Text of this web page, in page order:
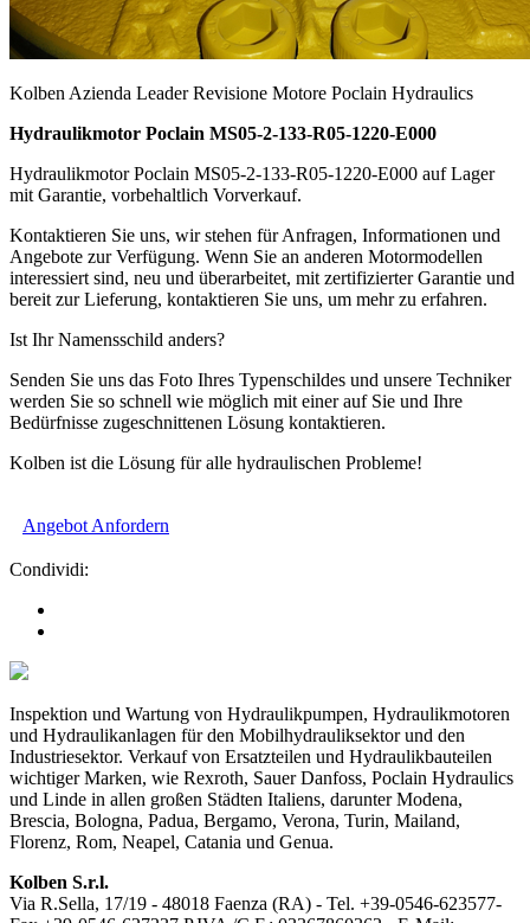
Kolben Azienda Leader Revisione Motore Poclain Hydraulics
Hydraulikmotor Poclain MS05-2-133-R05-1220-E000
Hydraulikmotor Poclain MS05-2-133-R05-1220-E000 auf Lager
mit Garantie, vorbehaltlich Vorverkauf.
Kontaktieren Sie uns, wir stehen für Anfragen, Informationen und
Angebote zur Verfügung. Wenn Sie an anderen Motormodellen
interessiert sind, neu und überarbeitet, mit zertifizierter Garantie und
bereit zur Lieferung, kontaktieren Sie uns, um mehr zu erfahren.
Ist Ihr Namensschild anders?
Senden Sie uns das Foto Ihres Typenschildes und unsere Techniker
werden Sie so schnell wie möglich mit einer auf Sie und Ihre
Bedürfnisse zugeschnittenen Lösung kontaktieren.
Kolben ist die Lösung für alle hydraulischen Probleme!
Angebot Anfordern
Condividi:
Inspektion und Wartung von Hydraulikpumpen, Hydraulikmotoren
und Hydraulikanlagen für den Mobilhydrauliksektor und den
Industriesektor. Verkauf von Ersatzteilen und Hydraulikbauteilen
wichtiger Marken, wie Rexroth, Sauer Danfoss, Poclain Hydraulics
und Linde in allen großen Städten Italiens, darunter Modena,
Brescia, Bologna, Padua, Bergamo, Verona, Turin, Mailand,
Florenz, Rom, Neapel, Catania und Genua.
Kolben S.r.l.
Via R.Sella, 17/19 - 48018 Faenza (RA) - Tel. +39-0546-623577-